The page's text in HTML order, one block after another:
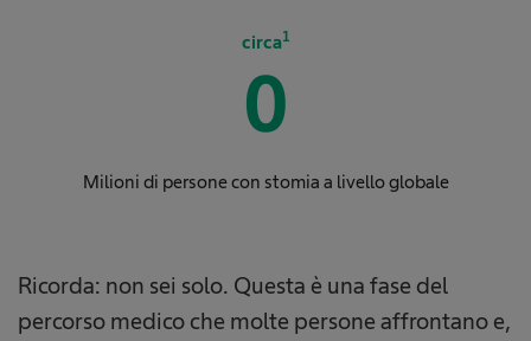
circa1
0
Milioni di persone con stomia a livello globale
Ricorda: non sei solo. Questa è una fase del
percorso medico che molte persone affrontano e,